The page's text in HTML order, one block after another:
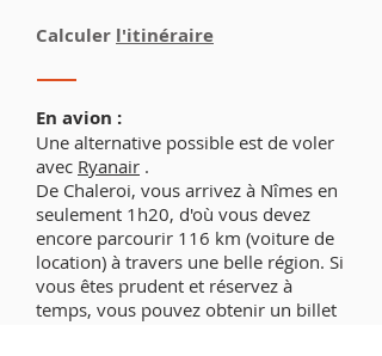
Calculer l'itinéraire
En avion :
Une alternative possible est de voler
avec Ryanair .
De Chaleroi, vous arrivez à Nîmes en
seulement 1h20, d'où vous devez
encore parcourir 116 km (voiture de
location) à travers une belle région. Si
vous êtes prudent et réservez à
temps, vous pouvez obtenir un billet